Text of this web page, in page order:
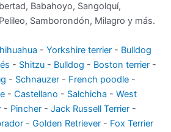
Babahoyo, Sangolquí,
Samborondón, Milagro y más.
- Yorkshire terrier - Bulldog
- Shitzu - Bulldog - Boston terrier -
- Schnauzer - French poodle -
- Castellano - Salchicha - West
- Pincher - Jack Russell Terrier -
- Golden Retriever - Fox Terrier